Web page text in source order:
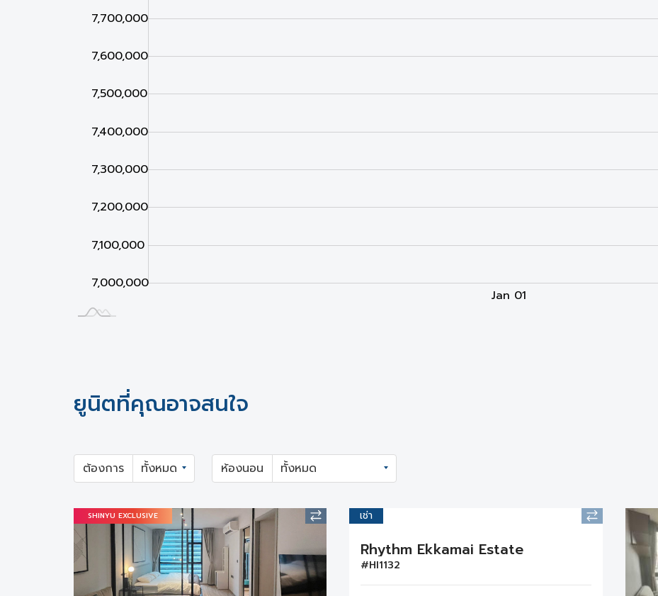
7,000,000
7,000,000
7,100,000
7,200,000
7,300,000
7,400,000
7,500,000
7,600,000
7,700,000
Jan 01
ยูนิตที่คุณอาจสนใจ
ต้องการ ห้องนอน
SHINYU EXCLUSIVE เช่า
Rhythm Ekkamai Estate
#HI1132